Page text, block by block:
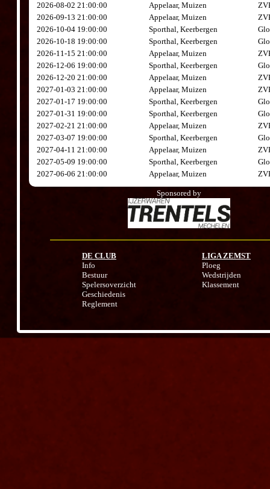
2026-08-02 21:00:00
Appelaar, Muizen
2026-09-13 21:00:00
Appelaar, Muizen
2026-10-04 19:00:00
Sporthal, Keerbergen
2026-10-18 19:00:00
Sporthal, Keerbergen
2026-11-15 21:00:00
Appelaar, Muizen
2026-12-06 19:00:00
Sporthal, Keerbergen
2026-12-20 21:00:00
Appelaar, Muizen
2027-01-03 21:00:00
Appelaar, Muizen
2027-01-17 19:00:00
Sporthal, Keerbergen
2027-01-31 19:00:00
Sporthal, Keerbergen
2027-02-21 21:00:00
Appelaar, Muizen
2027-03-07 19:00:00
Sporthal, Keerbergen
2027-04-11 21:00:00
Appelaar, Muizen
2027-05-09 19:00:00
Sporthal, Keerbergen
2027-06-06 21:00:00
Appelaar, Muizen
Sponsored by
DE CLUB
Info
Bestuur
Spelersoverzicht
Geschiedenis
Reglement
LIGA ZEMST
Ploeg
Wedstrijden
Klassement